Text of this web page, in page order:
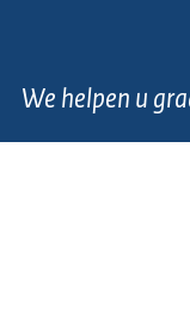
We helpen u